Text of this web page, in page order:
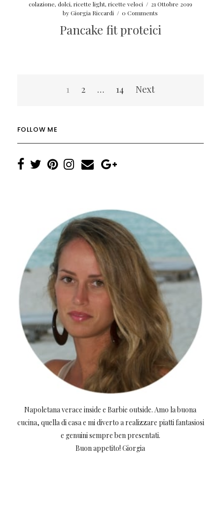
colazione, dolci, ricette light, ricette veloci / 21 Ottobre 2019
byGiorgia Riccardi / 0 Comments
Pancake fit proteici
Navigazione
1 2 … 14 Next
FOLLOW ME
Napoletana verace inside e Barbie outside. Amo la buona
cucina, quella di casa e mi diverto a realizzare piatti fantasiosi
e genuini sempre ben presentati.
Buon appetito! Giorgia